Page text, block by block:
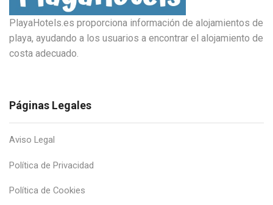
PlayaHotels.es proporciona información de alojamientos de
playa, ayudando a los usuarios a encontrar el alojamiento de
costa adecuado.
Páginas Legales
Aviso Legal
Política de Privacidad
Política de Cookies